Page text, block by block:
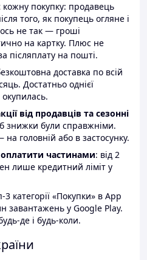
покупку: продавець
того, як покупець огляне і
не так — гроші
на картку. Плюс не
післяплату на пошті.
доставка по всій
Достатньо однієї
від продавців та сезонні
знижки були справжніми.
на головній або в застосунку.
оплатити частинами: від 2
лише кредитний ліміт у
категорії «Покупки» в App
завантажень у Google Play.
де і будь-коли.